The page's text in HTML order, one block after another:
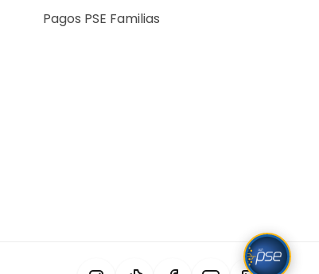
Pagos PSE Familias